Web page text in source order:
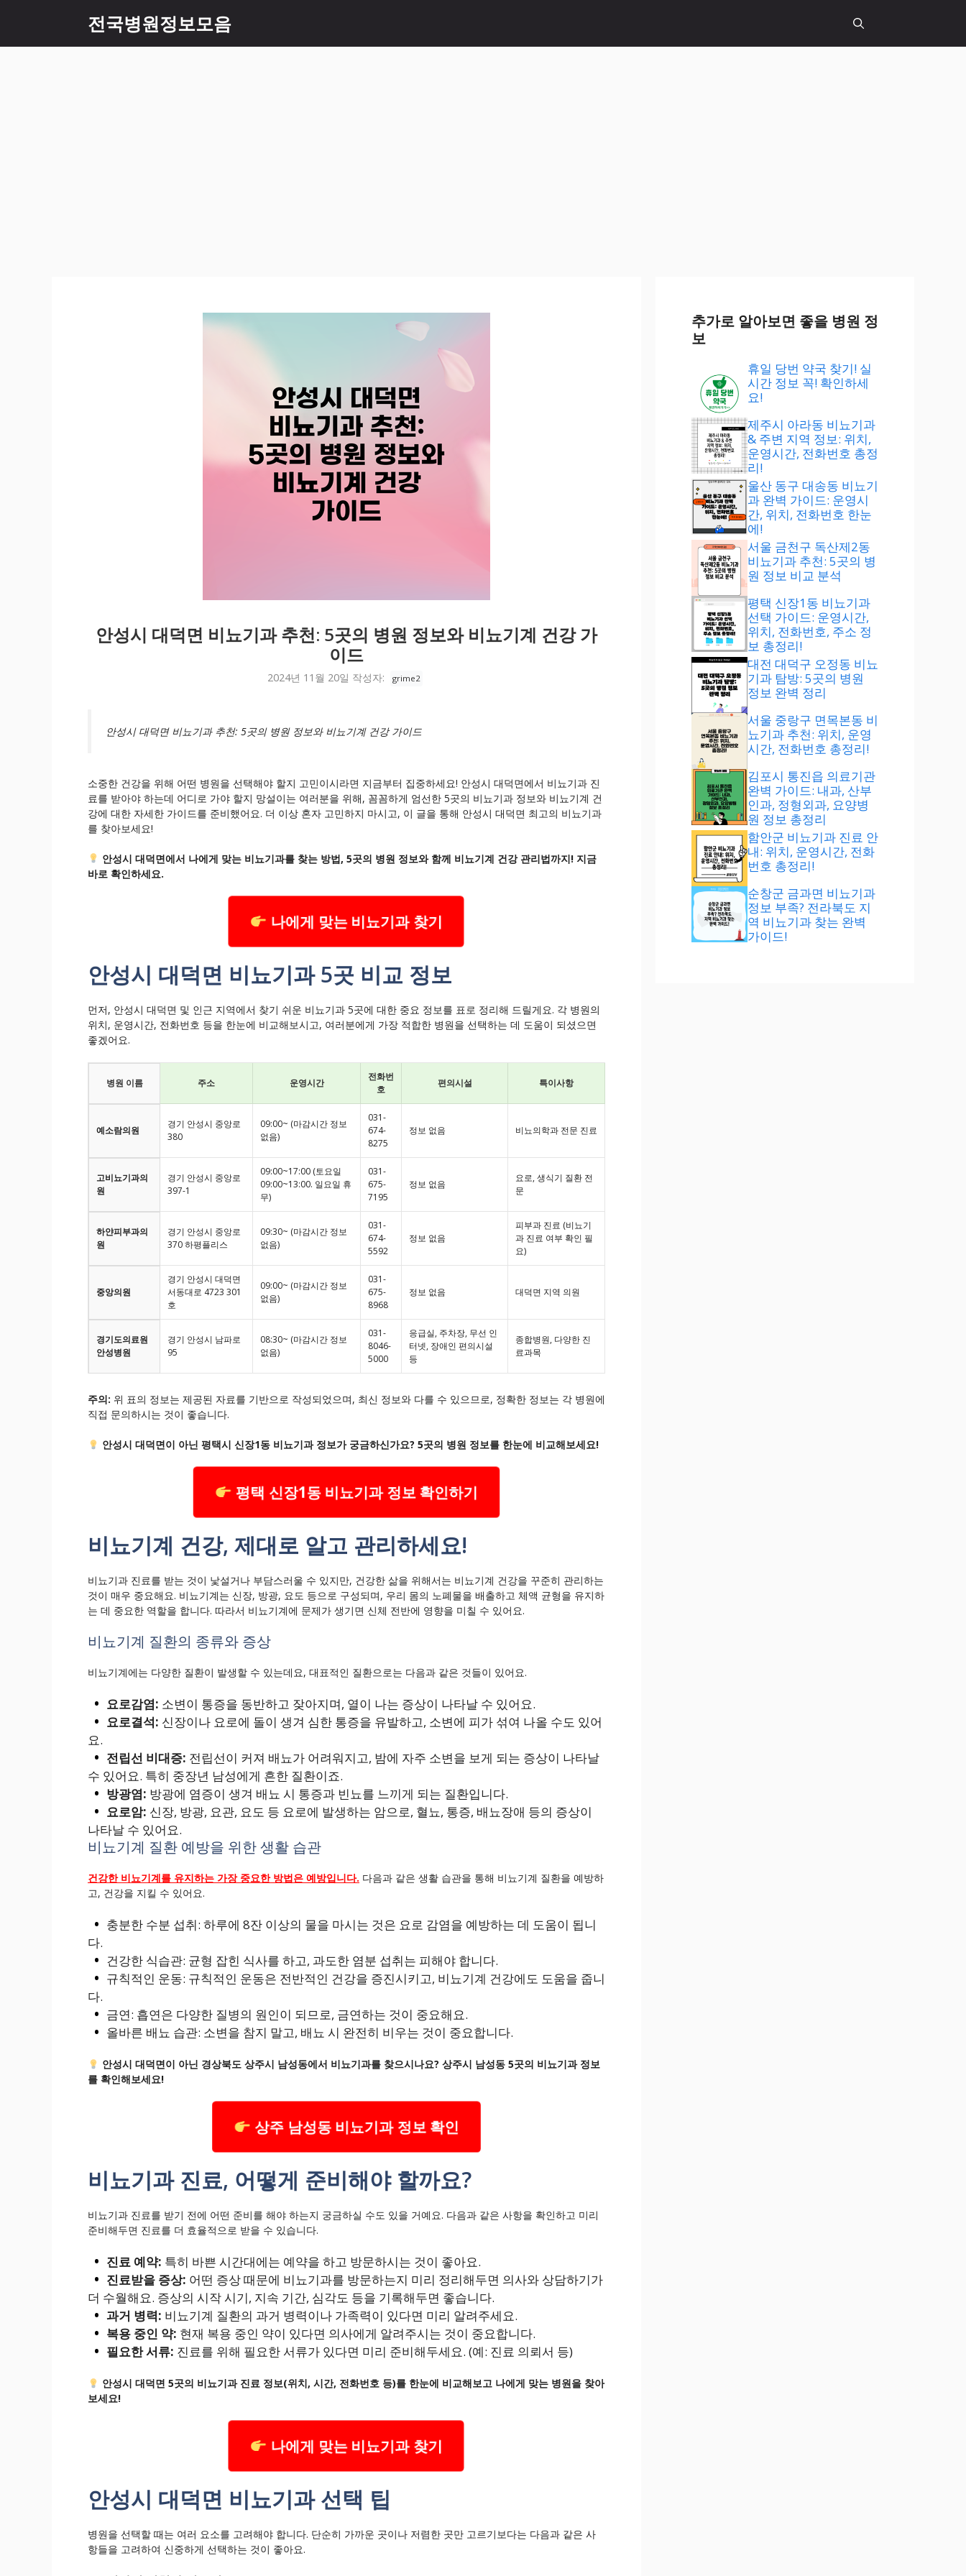
츠
전국병원정보모음
안성시 대덕면 비뇨기과 추천: 5곳의 병원 정보와 비뇨기계 건강 가
이드
2024년 11월 20일 작성자: grime2
안성시 대덕면 비뇨기과 추천: 5곳의 병원 정보와 비뇨기계 건강 가이드
소중한 건강을 위해 어떤 병원을 선택해야 할지 고민이시라면 지금부터 집중하세요! 안성시 대덕면에서 비뇨기과 진
료를 받아야 하는데 어디로 가야 할지 망설이는 여러분을 위해, 꼼꼼하게 엄선한 5곳의 비뇨기과 정보와 비뇨기계 건
강에 대한 자세한 가이드를 준비했어요. 더 이상 혼자 고민하지 마시고, 이 글을 통해 안성시 대덕면 최고의 비뇨기과
를 찾아보세요!
안성시 대덕면에서 나에게 맞는 비뇨기과를 찾는 방법, 5곳의 병원 정보와 함께 비뇨기계 건강 관리법까지! 지금
바로 확인하세요.
나에게 맞는 비뇨기과 찾기
안성시 대덕면 비뇨기과 5곳 비교 정보
먼저, 안성시 대덕면 및 인근 지역에서 찾기 쉬운 비뇨기과 5곳에 대한 중요 정보를 표로 정리해 드릴게요. 각 병원의
위치, 운영시간, 전화번호 등을 한눈에 비교해보시고, 여러분에게 가장 적합한 병원을 선택하는 데 도움이 되셨으면
좋겠어요.
병원 이름 주소 운영시간
전화번
호
편의시설 특이사항
예소람의원
경기 안성시 중앙로
380
09:00~ (마감시간 정보
없음)
031-
674-
8275
정보 없음 비뇨의학과 전문 진료
고비뇨기과의
원
경기 안성시 중앙로
397-1
09:00~17:00 (토요일
09:00~13:00. 일요일 휴
무)
031-
675-
7195
정보 없음
요로, 생식기 질환 전
문
하얀피부과의
원
경기 안성시 중앙로
370 하평플리스
09:30~ (마감시간 정보
없음)
031-
674-
5592
정보 없음
피부과 진료 (비뇨기
과 진료 여부 확인 필
요)
중앙의원
경기 안성시 대덕면
서동대로 4723 301
호
09:00~ (마감시간 정보
없음)
031-
675-
8968
정보 없음 대덕면 지역 의원
경기도의료원
안성병원
경기 안성시 남파로
95
08:30~ (마감시간 정보
없음)
031-
8046-
5000
응급실, 주차장, 무선 인
터넷, 장애인 편의시설
등
종합병원, 다양한 진
료과목
주의: 위 표의 정보는 제공된 자료를 기반으로 작성되었으며, 최신 정보와 다를 수 있으므로, 정확한 정보는 각 병원에
직접 문의하시는 것이 좋습니다.
안성시 대덕면이 아닌 평택시 신장1동 비뇨기과 정보가 궁금하신가요? 5곳의 병원 정보를 한눈에 비교해보세요!
평택 신장1동 비뇨기과 정보 확인하기
비뇨기계 건강, 제대로 알고 관리하세요!
비뇨기과 진료를 받는 것이 낯설거나 부담스러울 수 있지만, 건강한 삶을 위해서는 비뇨기계 건강을 꾸준히 관리하는
것이 매우 중요해요. 비뇨기계는 신장, 방광, 요도 등으로 구성되며, 우리 몸의 노폐물을 배출하고 체액 균형을 유지하
는 데 중요한 역할을 합니다. 따라서 비뇨기계에 문제가 생기면 신체 전반에 영향을 미칠 수 있어요.
비뇨기계 질환의 종류와 증상
비뇨기계에는 다양한 질환이 발생할 수 있는데요, 대표적인 질환으로는 다음과 같은 것들이 있어요.
요로감염: 소변이 통증을 동반하고 잦아지며, 열이 나는 증상이 나타날 수 있어요.
요로결석: 신장이나 요로에 돌이 생겨 심한 통증을 유발하고, 소변에 피가 섞여 나올 수도 있어
요.
전립선 비대증: 전립선이 커져 배뇨가 어려워지고, 밤에 자주 소변을 보게 되는 증상이 나타날
수 있어요. 특히 중장년 남성에게 흔한 질환이죠.
방광염: 방광에 염증이 생겨 배뇨 시 통증과 빈뇨를 느끼게 되는 질환입니다.
요로암: 신장, 방광, 요관, 요도 등 요로에 발생하는 암으로, 혈뇨, 통증, 배뇨장애 등의 증상이
나타날 수 있어요.
비뇨기계 질환 예방을 위한 생활 습관
건강한 비뇨기계를 유지하는 가장 중요한 방법은 예방입니다. 다음과 같은 생활 습관을 통해 비뇨기계 질환을 예방하
고, 건강을 지킬 수 있어요.
충분한 수분 섭취: 하루에 8잔 이상의 물을 마시는 것은 요로 감염을 예방하는 데 도움이 됩니
다.
건강한 식습관: 균형 잡힌 식사를 하고, 과도한 염분 섭취는 피해야 합니다.
규칙적인 운동: 규칙적인 운동은 전반적인 건강을 증진시키고, 비뇨기계 건강에도 도움을 줍니
다.
금연: 흡연은 다양한 질병의 원인이 되므로, 금연하는 것이 중요해요.
올바른 배뇨 습관: 소변을 참지 말고, 배뇨 시 완전히 비우는 것이 중요합니다.
안성시 대덕면이 아닌 경상북도 상주시 남성동에서 비뇨기과를 찾으시나요? 상주시 남성동 5곳의 비뇨기과 정보
를 확인해보세요!
상주 남성동 비뇨기과 정보 확인
비뇨기과 진료, 어떻게 준비해야 할까요?
비뇨기과 진료를 받기 전에 어떤 준비를 해야 하는지 궁금하실 수도 있을 거예요. 다음과 같은 사항을 확인하고 미리
준비해두면 진료를 더 효율적으로 받을 수 있습니다.
진료 예약: 특히 바쁜 시간대에는 예약을 하고 방문하시는 것이 좋아요.
진료받을 증상: 어떤 증상 때문에 비뇨기과를 방문하는지 미리 정리해두면 의사와 상담하기가
더 수월해요. 증상의 시작 시기, 지속 기간, 심각도 등을 기록해두면 좋습니다.
과거 병력: 비뇨기계 질환의 과거 병력이나 가족력이 있다면 미리 알려주세요.
복용 중인 약: 현재 복용 중인 약이 있다면 의사에게 알려주시는 것이 중요합니다.
필요한 서류: 진료를 위해 필요한 서류가 있다면 미리 준비해두세요. (예: 진료 의뢰서 등)
안성시 대덕면 5곳의 비뇨기과 진료 정보(위치, 시간, 전화번호 등)를 한눈에 비교해보고 나에게 맞는 병원을 찾아
보세요!
나에게 맞는 비뇨기과 찾기
안성시 대덕면 비뇨기과 선택 팁
병원을 선택할 때는 여러 요소를 고려해야 합니다. 단순히 가까운 곳이나 저렴한 곳만 고르기보다는 다음과 같은 사
항들을 고려하여 신중하게 선택하는 것이 좋아요.
추가로 알아보면 좋을 병원 정
보
휴일 당번 약국 찾기! 실
시간 정보 꼭! 확인하세
요!
제주시 아라동 비뇨기과
& 주변 지역 정보: 위치,
운영시간, 전화번호 총정
리!
울산 동구 대송동 비뇨기
과 완벽 가이드: 운영시
간, 위치, 전화번호 한눈
에!
서울 금천구 독산제2동
비뇨기과 추천: 5곳의 병
원 정보 비교 분석
평택 신장1동 비뇨기과
선택 가이드: 운영시간,
위치, 전화번호, 주소 정
보 총정리!
대전 대덕구 오정동 비뇨
기과 탐방: 5곳의 병원
정보 완벽 정리
서울 중랑구 면목본동 비
뇨기과 추천: 위치, 운영
시간, 전화번호 총정리!
김포시 통진읍 의료기관
완벽 가이드: 내과, 산부
인과, 정형외과, 요양병
원 정보 총정리
함안군 비뇨기과 진료 안
내: 위치, 운영시간, 전화
번호 총정리!
순창군 금과면 비뇨기과
정보 부족? 전라북도 지
역 비뇨기과 찾는 완벽
가이드!